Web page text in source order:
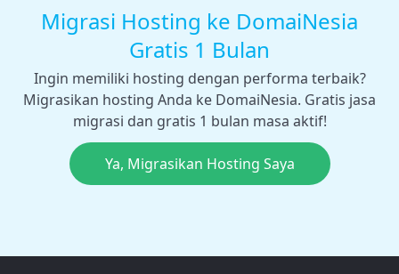
Migrasi Hosting ke DomaiNesia
Gratis 1 Bulan
Ingin memiliki hosting dengan performa terbaik?
Migrasikan hosting Anda ke DomaiNesia. Gratis jasa
migrasi dan gratis 1 bulan masa aktif!
Ya, Migrasikan Hosting Saya